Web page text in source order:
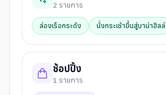
2 รายการ
ล่องเรือกระด้ง นั่งกระเช้าขึ้นสู่บาน่าฮิลล์
ช้อปปิ้ง
1 รายการ